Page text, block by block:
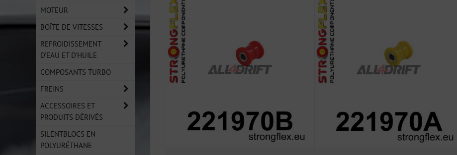
MOTEUR
BOÎTE DE VITESSES
REFROIDISSEMENT
D'EAU ET D'HUILE
COMPOSANTS TURBO
FREINS
ACCESSOIRES ET
PRODUITS DÉRIVÉS
SILENTBLOCS EN
POLYURÉTHANE